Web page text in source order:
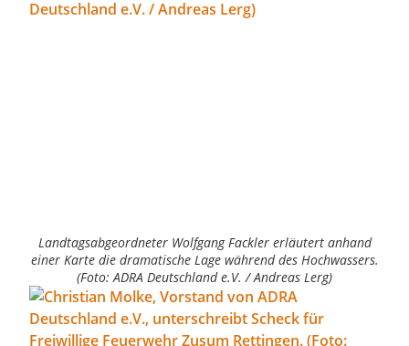
Landtagsabgeordneter Wolfgang Fackler erläutert anhand
einer Karte die dramatische Lage während des Hochwassers.
(Foto: ADRA Deutschland e.V. / Andreas Lerg)